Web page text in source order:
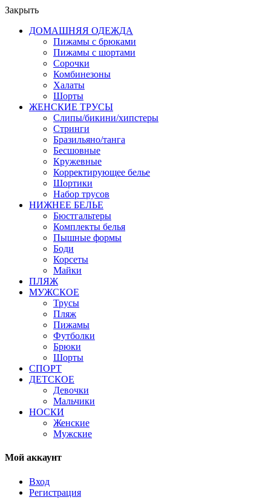
Закрыть
ДОМАШНЯЯ ОДЕЖДА
Пижамы с брюками
Пижамы с шортами
Сорочки
Комбинезоны
Халаты
Шорты
ЖЕНСКИЕ ТРУСЫ
Слипы/бикини/хипстеры
Стринги
Бразильяно/танга
Бесшовные
Кружевные
Корректирующее белье
Шортики
Набор трусов
НИЖНЕЕ БЕЛЬЕ
Бюстгальтеры
Комплекты белья
Пышные формы
Боди
Корсеты
Майки
ПЛЯЖ
МУЖСКОЕ
Трусы
Пляж
Пижамы
Футболки
Брюки
Шорты
СПОРТ
ДЕТСКОЕ
Девочки
Мальчики
НОСКИ
Женские
Мужские
Мой аккаунт
Вход
Регистрация